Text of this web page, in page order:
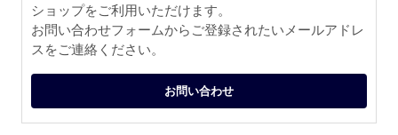
ショップをご利用いただけます。
お問い合わせフォームからご登録されたいメールアドレ
スをご連絡ください。
お問い合わせ